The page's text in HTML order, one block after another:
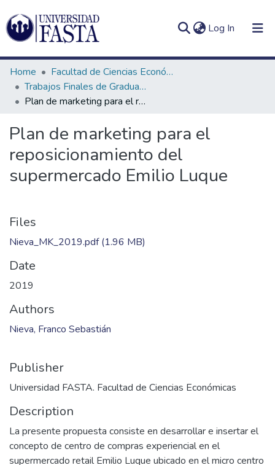
Log In (current)
Communities
&
Collections
All of DSpace
In (current)
Home
Facultad de Ciencias Económicas
Trabajos Finales de Graduación de Licenciatura en Marketing
Plan de marketing para el reposicionamiento del supermercado Emilio Luque
Plan de marketing para el
reposicionamiento del
supermercado Emilio Luque
Files
Nieva_MK_2019.pdf(1.96 MB)
Date
2019
Authors
Nieva, Franco Sebastián
Publisher
Universidad FASTA. Facultad de Ciencias Económicas
Description
La presente propuesta consiste en desarrollar e insertar el
concepto de centro de compras experiencial en el
supermercado retail Emilio Luque ubicado en el micro centro